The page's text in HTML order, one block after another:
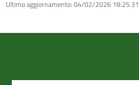
Ultimo aggiornamento:04/02/2026 18:25.31